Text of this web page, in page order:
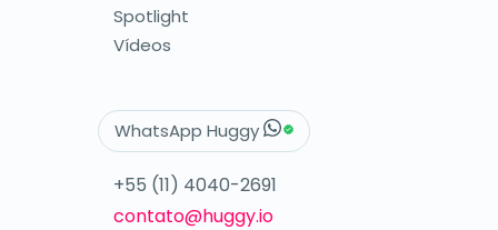
Spotlight
Vídeos
WhatsApp Huggy
+55 (11) 4040-2691
contato@huggy.io